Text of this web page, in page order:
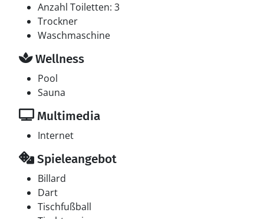
Anzahl Toiletten: 3
Trockner
Waschmaschine
Wellness
Pool
Sauna
Multimedia
Internet
Spieleangebot
Billard
Dart
Tischfußball